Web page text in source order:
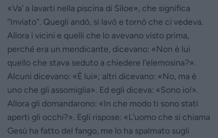
«Va’ a lavarti nella piscina di Sìloe», che significa
“Inviato”. Quegli andò, si lavò e tornò che ci vedeva.
Allora i vicini e quelli che lo avevano visto prima,
perché era un mendicante, dicevano: «Non è lui
quello che stava seduto a chiedere l’elemosina?».
Alcuni dicevano: «È lui»; altri dicevano: «No, ma è
uno che gli assomiglia». Ed egli diceva: «Sono io!».
Allora gli domandarono: «In che modo ti sono stati
aperti gli occhi?». Egli rispose: «L’uomo che si chiama
Gesù ha fatto del fango, me lo ha spalmato sugli